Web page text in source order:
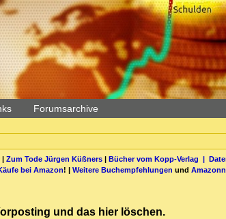
Forumsarchive
| Zum Tode Jürgen Küßners| Bücher vom Kopp-Verlag |
bei Amazon! | Weitere Buchempfehlungen und
und das hier löschen.